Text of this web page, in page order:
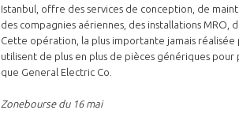
Istanbul, offre des services de conception, de
des compagnies aériennes, des installations
Cette opération, la plus importante jamais réalisée
utilisent de plus en plus de pièces génériques
que General Electric Co.
Zonebourse du 16 mai